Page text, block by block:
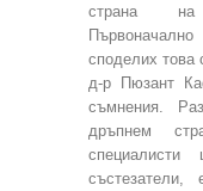
страна на
споделих това
д-р Пюзант
съмнения.
дръпнем